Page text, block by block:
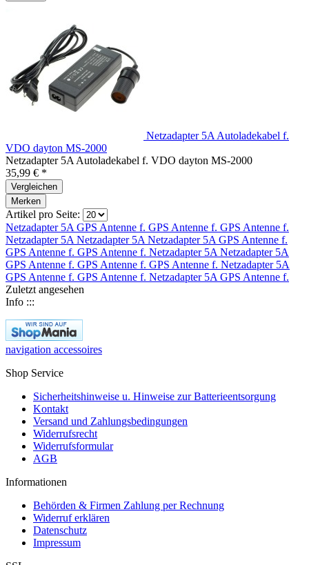
Netzadapter 5A Autoladekabel f.
VDO dayton MS-2000
Netzadapter 5A Autoladekabel f. VDO dayton MS-2000
35,99 € *
Vergleichen
Merken
Artikel pro Seite:
Netzadapter 5A GPS Antenne f. GPS Antenne f. GPS Antenne f.
Netzadapter 5A Netzadapter 5A Netzadapter 5A GPS Antenne f.
GPS Antenne f. GPS Antenne f. Netzadapter 5A Netzadapter 5A
GPS Antenne f. GPS Antenne f. GPS Antenne f. Netzadapter 5A
GPS Antenne f. GPS Antenne f. Netzadapter 5A GPS Antenne f.
Zuletzt angesehen
Info :::
navigation accessoires
Shop Service
Sicherheitshinweise u. Hinweise zur Batterieentsorgung
Kontakt
Versand und Zahlungsbedingungen
Widerrufsrecht
Widerrufsformular
AGB
Informationen
Behörden & Firmen Zahlung per Rechnung
Widerruf erklären
Datenschutz
Impressum